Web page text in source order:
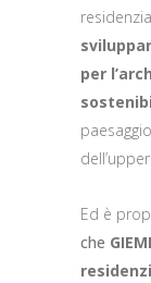
per
Ed è
che